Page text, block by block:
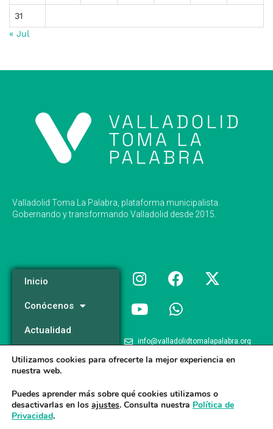
31
« Jul
Valladolid Toma La Palabra, plataforma municipalista.
Gobernando y transformando Valladolid desde 2015.
Inicio
Conócenos
Actualidad
Programa
info@valladolidtomalapalabra.org
+34 983 426 124
Utilizamos cookies para ofrecerte la mejor experiencia en
nuestra web.
Puedes aprender más sobre qué cookies utilizamos o
desactivarlas en los ajustes. Consulta nuestra Política de
Privacidad.